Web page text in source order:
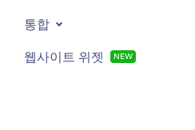
통합
웹사이트 위젯 NEW